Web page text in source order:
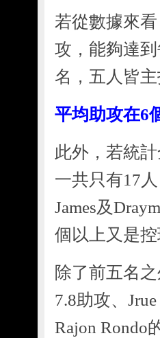
若從數據來
攻，能夠達
名，五人皆
平均助攻在6
此外，若統
一共只有17
James及
個以上又是
除了前五名
7.8助攻、
Rajon Rondo